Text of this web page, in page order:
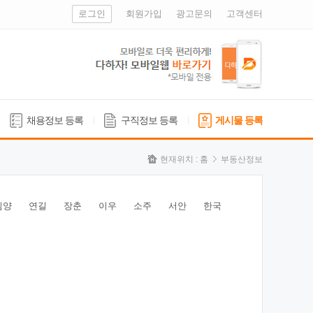
로그인 회원가입 광고문의 고객센터
채용정보 등록 구직정보 등록 게시물 등록
현재위치 : 홈 부동산정보
양 연길 장춘 이우 소주 서안 한국